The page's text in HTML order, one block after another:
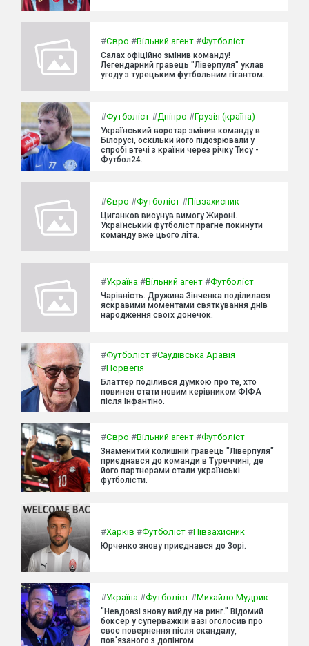
#Євро #Вільний агент #Футболіст
Салах офіційно змінив команду!
Легендарний гравець "Ліверпуля" уклав
угоду з турецьким футбольним гігантом.
#Футболіст #Дніпро #Грузія (країна)
Український воротар змінив команду в
Білорусі, оскільки його підозрювали у
спробі втечі з країни через річку Тису -
Футбол24.
#Євро #Футболіст #Півзахисник
Циганков висунув вимогу Жироні.
Український футболіст прагне покинути
команду вже цього літа.
#Україна #Вільний агент #Футболіст
Чарівність. Дружина Зінченка поділилася
яскравими моментами святкування днів
народження своїх донечок.
#Футболіст #Саудівська Аравія
#Норвегія
Блаттер поділився думкою про те, хто
повинен стати новим керівником ФІФА
після Інфантіно.
#Євро #Вільний агент #Футболіст
Знаменитий колишній гравець "Ліверпуля"
приєднався до команди в Туреччині, де
його партнерами стали українські
футболісти.
#Харків #Футболіст #Півзахисник
Юрченко знову приєднався до Зорі.
#Україна #Футболіст #Михайло Мудрик
"Невдовзі знову вийду на ринг." Відомий
боксер у суперважкій вазі оголосив про
своє повернення після скандалу,
пов'язаного з допінгом.